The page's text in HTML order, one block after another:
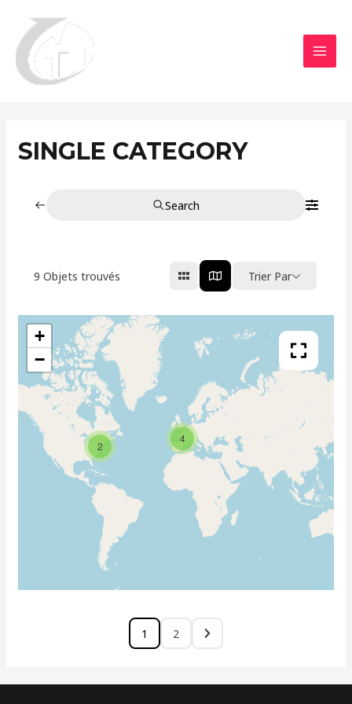
contenu
SINGLE CATEGORY
Search
9 Objets trouvés Trier Par
2
4
+
−
1 2